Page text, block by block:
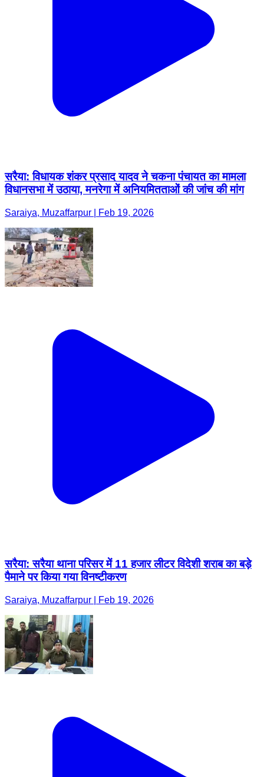
सरैया: विधायक शंकर प्रसाद यादव ने चकना पंचायत का मामला
विधानसभा में उठाया, मनरेगा में अनियमितताओं की जांच की मांग
Saraiya, Muzaffarpur | Feb 19, 2026
सरैया: सरैया थाना परिसर में 11 हजार लीटर विदेशी शराब का बड़े
पैमाने पर किया गया विनष्टीकरण
Saraiya, Muzaffarpur | Feb 19, 2026